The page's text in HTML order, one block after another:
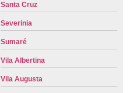
Santa Cruz
Severinia
Sumaré
Vila Albertina
Vila Augusta